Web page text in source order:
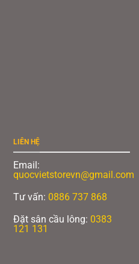
LIÊN HỆ
Email:
quocvietstorevn@gmail.com
Tư vấn: 0886 737 868
Đặt sân cầu lông: 0383
121 131